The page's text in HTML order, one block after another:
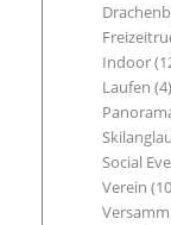
Indoor
Laufen (4)
Social
Verein